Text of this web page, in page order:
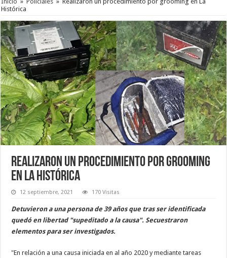
Histórica
Realizaron un procedimiento por grooming
en La Histórica
12 septiembre, 2021 170 Visitas
Detuvieron a una persona de 39 años que tras ser identificada
quedó en libertad "supeditado a la causa". Secuestraron
elementos para ser investigados.
"En relación a una causa iniciada en al año 2020 y mediante tareas